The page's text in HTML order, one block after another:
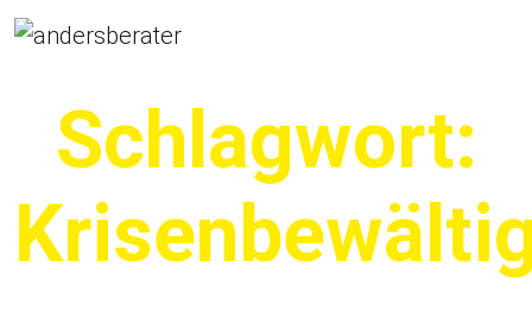
Hauptnavigation
Schlagwort: